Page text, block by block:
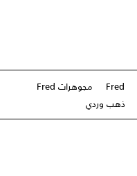
Fred
مجوهرات Fred
ذهب وردي